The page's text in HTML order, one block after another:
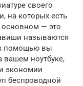
своего
на которых есть
основном — это
называются
помощью вы
вашем ноутбуке,
экономии
беспроводной